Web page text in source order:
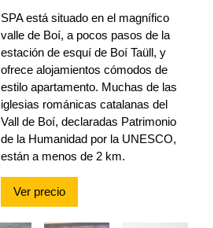
SPA está situado en el magnífico
valle de Boí, a pocos pasos de la
estación de esquí de Boí Taüll, y
ofrece alojamientos cómodos de
estilo apartamento. Muchas de las
iglesias románicas catalanas del
Vall de Boí, declaradas Patrimonio
de la Humanidad por la UNESCO,
están a menos de 2 km.
Ver precio